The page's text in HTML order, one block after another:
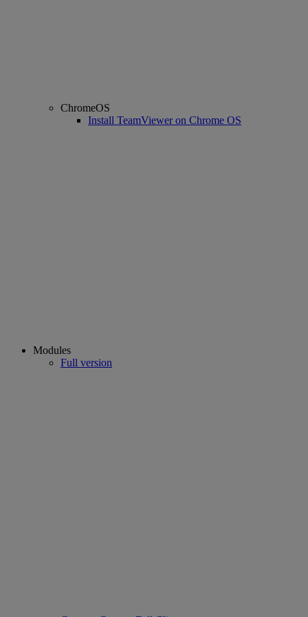
ChromeOS
Install TeamViewer on Chrome OS
Modules
Full version